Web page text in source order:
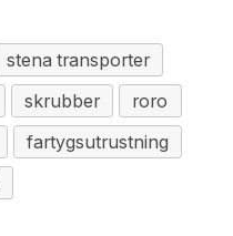
stena transporter
skrubber
roro
fartygsutrustning